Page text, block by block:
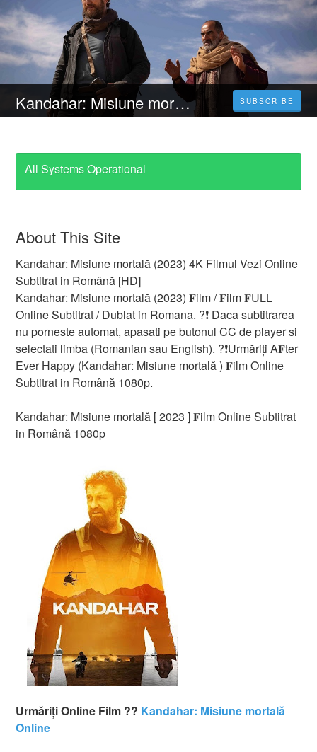
Kandahar: Misiune mortală (2023) 4K Filmul Vezi Online Subtitrat in Română [HD] SUBSCRIBE
All Systems Operational
About This Site
Kandahar: Misiune mortală (2023) 4K Filmul Vezi Online
Subtitrat in Română [HD]
Kandahar: Misiune mortală (2023) 𝐅ilm / 𝐅ilm 𝐅ULL
Online Subtitrat / Dublat in Romana. ?❗️️ Daca subtitrarea
nu porneste automat, apasati pe butonul CC de player si
selectati limba (Romanian sau English). ?❗️️Urmăriți A𝐅ter
Ever Happy (Kandahar: Misiune mortală ) 𝐅ilm Online
Subtitrat in Română 1080p.
Kandahar: Misiune mortală [ 2023 ] 𝐅ilm Online Subtitrat
in Română 1080p
Urmăriți Online Film ?? Kandahar: Misiune mortală
Online